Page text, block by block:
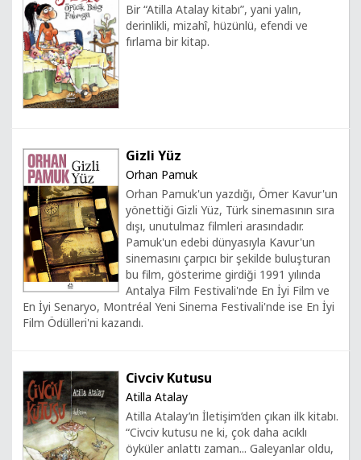
Bir “Atilla Atalay kitabı”, yani yalın,
derinlikli, mizahî, hüzünlü, efendi ve
fırlama bir kitap.
Gizli Yüz
Orhan Pamuk
Orhan Pamuk'un yazdığı, Ömer Kavur'un
yönettiği Gizli Yüz, Türk sinemasının sıra
dışı, unutulmaz filmleri arasındadır.
Pamuk'un edebi dünyasıyla Kavur'un
sinemasını çarpıcı bir şekilde buluşturan
bu film, gösterime girdiği 1991 yılında
Antalya Film Festivali'nde En İyi Film ve
En İyi Senaryo, Montréal Yeni Sinema Festivali'nde ise En İyi
Film Ödülleri'ni kazandı.
Civciv Kutusu
Atilla Atalay
Atilla Atalay’ın İletişim’den çıkan ilk kitabı.
“Civciv kutusu ne ki, çok daha acıklı
öyküler anlattı zaman... Galeyanlar oldu,